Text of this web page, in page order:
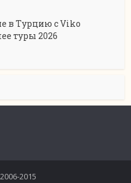
в Турцию с Viko
туры 2026
2015